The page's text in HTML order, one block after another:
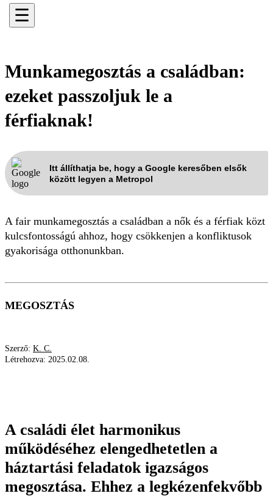
☰
Munkamegosztás a családban:
ezeket passzoljuk le a
férfiaknak!
Itt állíthatja be, hogy a Google keresőben elsők
között legyen a Metropol
A fair munkamegosztás a családban a nők és a férfiak közt
kulcsfontosságú ahhoz, hogy csökkenjen a konfliktusok
gyakorisága otthonunkban.
MEGOSZTÁS
Szerző: K. C.
Létrehozva: 2025.02.08.
A családi élet harmonikus
működéséhez elengedhetetlen a
háztartási feladatok igazságos
megosztása. Ehhez a legkézenfekvőbb